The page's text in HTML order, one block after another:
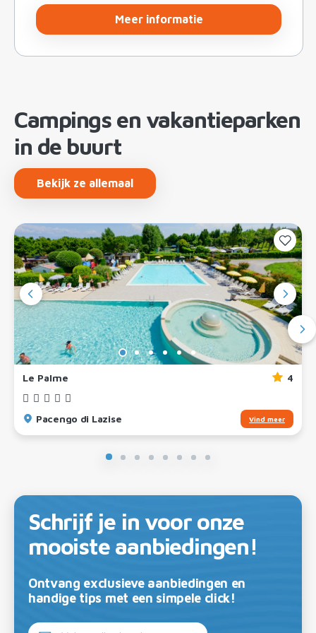
Meer informatie
Campings en vakantieparken
in de buurt
Bekijk ze allemaal
Le Palme 4
Pacengo di Lazise Vind meer
Schrijf je in voor onze
mooiste aanbiedingen!
Ontvang exclusieve aanbiedingen en
handige tips met een simpele click!